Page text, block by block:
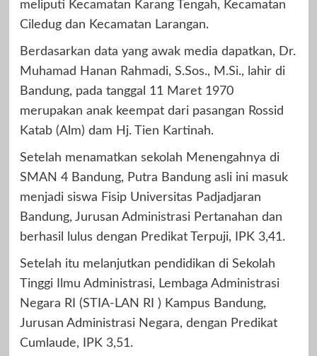
meliputi Kecamatan Karang Tengah, Kecamatan
Ciledug dan Kecamatan Larangan.
Berdasarkan data yang awak media dapatkan, Dr.
Muhamad Hanan Rahmadi, S.Sos., M.Si., lahir di
Bandung, pada tanggal 11 Maret 1970
merupakan anak keempat dari pasangan Rossid
Katab (Alm) dam Hj. Tien Kartinah.
Setelah menamatkan sekolah Menengahnya di
SMAN 4 Bandung, Putra Bandung asli ini masuk
menjadi siswa Fisip Universitas Padjadjaran
Bandung, Jurusan Administrasi Pertanahan dan
berhasil lulus dengan Predikat Terpuji, IPK 3,41.
Setelah itu melanjutkan pendidikan di Sekolah
Tinggi Ilmu Administrasi, Lembaga Administrasi
Negara RI (STIA-LAN RI ) Kampus Bandung,
Jurusan Administrasi Negara, dengan Predikat
Cumlaude, IPK 3,51.